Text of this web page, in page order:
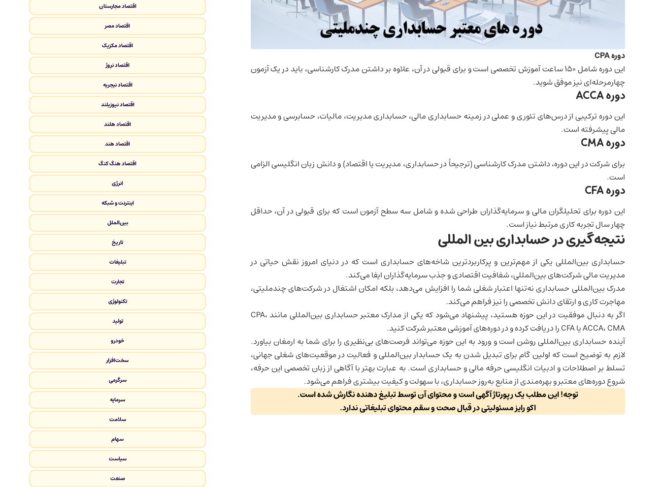
دورهCPA
این دوره شامل ۱۵۰ ساعت آموزش تخصصی است و برای قبولی در آن، علاوه بر داشتن مدرک کارشناسی، باید در یک آزمون
چهارمرحله‌ای نیز موفق شوید.
دورهACCA
این دوره ترکیبی از درس‌های تئوری و عملی در زمینه حسابداری مالی، حسابداری مدیریت، مالیات، حسابرسی و مدیریت
مالی پیشرفته است.
دورهCMA
برای شرکت در این دوره، داشتن مدرک کارشناسی (ترجیحاً در حسابداری، مدیریت یا اقتصاد) و دانش زبان انگلیسی الزامی
است.
دورهCFA
این دوره برای تحلیلگران مالی و سرمایه‌گذاران طراحی شده و شامل سه سطح آزمون است که برای قبولی در آن، حداقل
چهار سال تجربه کاری مرتبط نیاز است.
نتیجه‌گیری در حسابداری بین المللی
حسابداری بین‌المللی یکی از مهم‌ترین و پرکاربردترین شاخه‌های حسابداری است که در دنیای امروز نقش حیاتی در
مدیریت مالی شرکت‌های بین‌المللی، شفافیت اقتصادی و جذب سرمایه‌گذاران ایفا می‌کند.
مدرک بین‌المللی حسابداری نه‌تنها اعتبار شغلی شما را افزایش می‌دهد، بلکه امکان اشتغال در شرکت‌های چندملیتی،
مهاجرت کاری و ارتقای دانش تخصصی را نیز فراهم می‌کند.
اگر به دنبال موفقیت در این حوزه هستید، پیشنهاد می‌شود که یکی از مدارک معتبر حسابداری بین‌المللی مانند CPA،
ACCA، CMA یا CFA را دریافت کرده و در دوره‌های آموزشی معتبر شرکت کنید.
آینده حسابداری بین‌المللی روشن است و ورود به این حوزه می‌تواند فرصت‌های بی‌نظیری را برای شما به ارمغان بیاورد.
لازم به توضیح است که اولین گام برای تبدیل شدن به یک حسابدار بین‌المللی و فعالیت در موقعیت‌های شغلی جهانی،
تسلط بر اصطلاحات و ادبیات انگلیسی حرفه مالی و حسابداری است. به عبارت بهتر با آگاهی از زبان تخصصی این حرفه،
شروع دوره‌های معتبر و بهره‌مندی از منابع به‌روز حسابداری، با سهولت و کیفیت بیشتری فراهم می‌شود.
توجه! این مطلب یک رپورتاژ آگهی است و محتوای آن توسط تبلیغ دهنده نگارش شده است.
اکو رایز مسئولیتی در قبال صحت و سقم محتوای تبلیغاتی ندارد.
اقتصاد مجارستان
اقتصاد مصر
اقتصاد مکزیک
اقتصاد نروژ
اقتصاد نیجریه
اقتصاد نیوزیلند
اقتصاد هلند
اقتصاد هند
اقتصاد هنگ کنگ
انرژی
اینترنت و شبکه
بین‌الملل
تاریخ
تبلیغات
تجارت
تکنولوژی
تولید
خودرو
سخت‌افزار
سرگرمی
سرمایه
سلامت
سهام
سیاست
صنعت